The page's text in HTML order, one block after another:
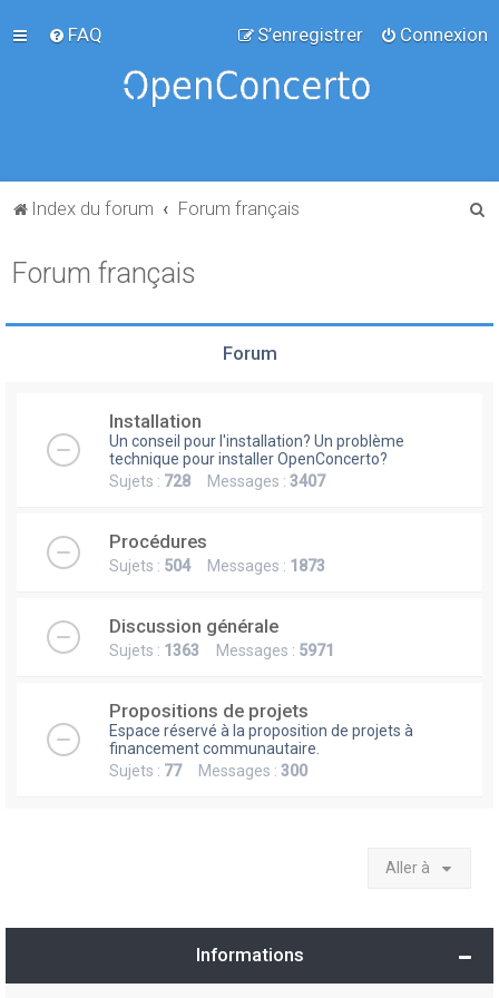
FAQ Connexion
S’enregistrer
Index du forum Forum français
e
Forum français
Forum
Installation
Un conseil pour l'installation? Un problème
technique pour installer OpenConcerto?
Sujets : 728 Messages : 3407
Procédures
Sujets : 504Messages : 1873
Discussion générale
Sujets : 1363 Messages : 5971
Propositions de projets
Espace réservé à la proposition de projets à
financement communautaire.
Sujets : 77Messages : 300
Aller à
Informations